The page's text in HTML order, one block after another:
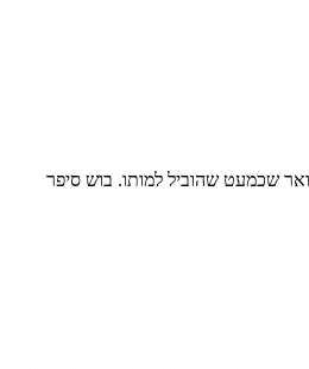
לו עוד אירוע של קריש דם בינואר שכמעט שהוביל למותו. בוש סיפר